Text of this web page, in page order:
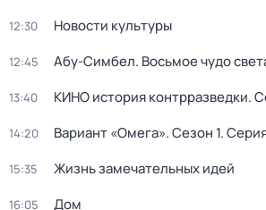
12:30 Новости культуры
12:45 Абу-Симбел. Восьмое чудо
13:40 КИНО история контрразведки.
14:20 Вариант «Омега». Сезон 1.
15:35 Жизнь замечательных идей
16:05 Дом